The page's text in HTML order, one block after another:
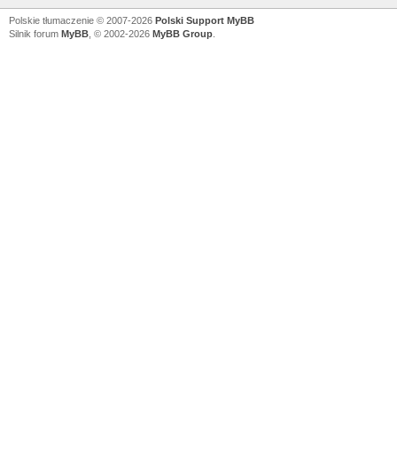
Polskie tłumaczenie © 2007-2026 Polski Support MyBB
Silnik forum MyBB , © 2002-2026 MyBB Group